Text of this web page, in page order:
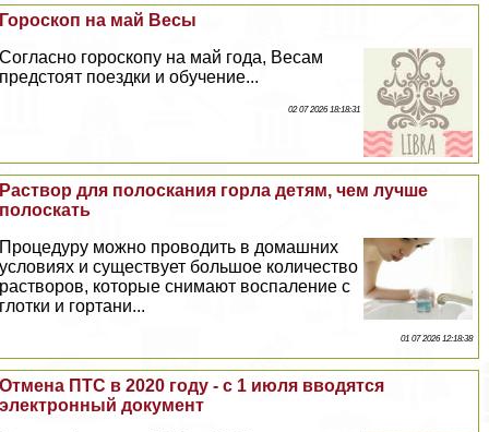
Гороскоп на май Весы
Согласно гороскопу на май года, Весам
предстоят поездки и обучение...
02 07 2026 18:18:31
Раствор для полоскания горла детям, чем лучше
полоскать
Процедуру можно проводить в домашних
условиях и существует большое количество
растворов, которые снимают воспаление с
глотки и гортани...
01 07 2026 12:18:38
Отмена ПТС в 2020 году - с 1 июля вводятся
электронный документ